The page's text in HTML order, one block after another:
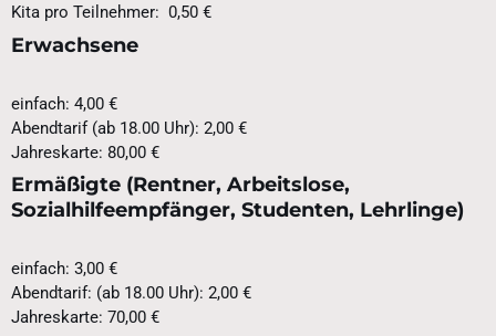
Kita pro Teilnehmer: 0,50 €
Erwachsene
einfach: 4,00 €
Abendtarif (ab 18.00 Uhr): 2,00 €
Jahreskarte: 80,00 €
Ermäßigte (Rentner, Arbeitslose,
Sozialhilfeempfänger, Studenten, Lehrlinge)
einfach: 3,00 €
Abendtarif: (ab 18.00 Uhr): 2,00 €
Jahreskarte: 70,00 €